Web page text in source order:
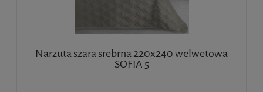
Narzuta szara srebrna 220x240 welwetowa
SOFIA 5